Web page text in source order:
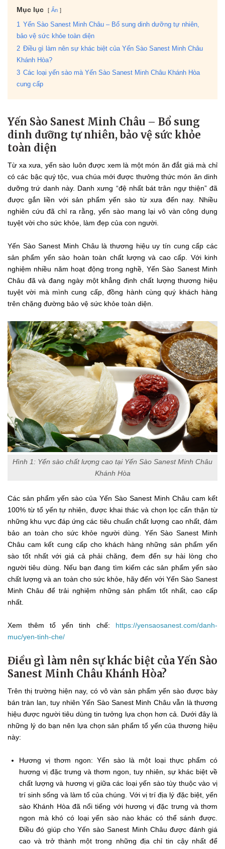
Mục lục Ẩn
1
Yến Sào Sanest Minh Châu – Bổ sung dinh dưỡng tự nhiên,
bảo vệ sức khỏe toàn diện
2 Điều gì làm nên sự khác biệt của Yến Sào Sanest Minh Châu
Khánh Hòa?
3 Các loại yến sào mà Yến Sào Sanest Minh Châu Khánh Hòa
cung cấp
Yến Sào Sanest Minh Châu – Bổ sung
dinh dưỡng tự nhiên, bảo vệ sức khỏe
toàn diện
Từ xa xưa, yến sào luôn được xem là một món ăn đắt giá mà chỉ
có các bậc quý tộc, vua chúa mới được thưởng thức món ăn dinh
dưỡng trứ danh này. Danh xưng “đệ nhất bát trân ngự thiện” đã
được gắn liền với sản phẩm yến sào từ xưa đến nay. Nhiều
nghiên cứu đã chỉ ra rằng, yến sào mang lại vô vàn công dụng
tuyệt vời cho sức khỏe, làm đẹp của con người.
Yến Sào Sanest Minh Châu là thương hiệu uy tín cung cấp các
sản phẩm yến sào hoàn toàn chất lượng và cao cấp. Với kinh
nghiệm nhiều năm hoạt động trong nghề, Yến Sào Sanest Minh
Châu đã và đang ngày một khẳng định chất lượng thương hiệu
tuyệt vời mà mình cung cấp, đồng hành cùng quý khách hàng
trên chặng đường bảo vệ sức khỏe toàn diện.
Hình 1: Yến sào chất lượng cao tại Yến Sào Sanest Minh Châu
Khánh Hòa
Các sản phẩm yến sào của Yến Sào Sanest Minh Châu cam kết
100% từ tổ yến tự nhiên, được khai thác và chọn lọc cẩn thận từ
những khu vực đáp ứng các tiêu chuẩn chất lượng cao nhất, đảm
bảo an toàn cho sức khỏe người dùng. Yến Sào Sanest Minh
Châu cam kết cung cấp cho khách hàng những sản phẩm yến
sào tốt nhất với giá cả phải chăng, đem đến sự hài lòng cho
người tiêu dùng. Nếu bạn đang tìm kiếm các sản phẩm yến sào
chất lượng và an toàn cho sức khỏe, hãy đến với Yến Sào Sanest
Minh Châu để trải nghiệm những sản phẩm tốt nhất, cao cấp
nhất.
Xem thêm tổ yến tinh chế: https://yensaosanest.com/danh-
muc/yen-tinh-che/
Điều gì làm nên sự khác biệt của Yến Sào
Sanest Minh Châu Khánh Hòa?
Trên thị trường hiện nay, có vô vàn sản phẩm yến sào được bày
bán tràn lan, tuy nhiên Yến Sào Sanest Minh Châu vẫn là thương
hiệu được người tiêu dùng tin tưởng lựa chọn hơn cả. Dưới đây là
những lý do bạn nên lựa chọn sản phẩm tổ yến của thương hiệu
này:
Hương vị thơm ngon: Yến sào là một loại thực phẩm có
hương vị đặc trưng và thơm ngon, tuy nhiên, sự khác biệt về
chất lượng và hương vị giữa các loại yến sào tùy thuộc vào vị
trí sinh sống và làm tổ của chúng. Với vị trí địa lý đặc biệt, yến
sào Khánh Hòa đã nổi tiếng với hương vị đặc trưng và thơm
ngon mà khó có loại yến sào nào khác có thể sánh được.
Điều đó giúp cho Yến sào Sanest Minh Châu được đánh giá
cao và trở thành một trong những địa chỉ tin cậy nhất để